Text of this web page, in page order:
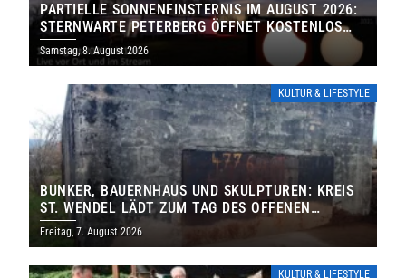
PARTIELLE SONNENFINSTERNIS IM AUGUST 2026:
STERNWARTE PETERBERG ÖFFNET KOSTENLOS
IHRE TORE
Samstag, 8. August 2026
KULTUR & LIFESTYLE
BUNKER, BAUERNHAUS UND SKULPTUREN: KREIS
ST. WENDEL LÄDT ZUM TAG DES OFFENEN
DENKMALS EIN
Freitag, 7. August 2026
KULTUR & LIFESTYLE